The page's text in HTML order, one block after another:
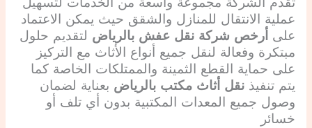
عملية الانتقال للمنازل والشقق حيث يمكن الاعتماد
على أرخص شركة نقل عفش بالرياض لتقديم حلول
مبتكرة وفعالة لنقل جميع أنواع الأثاث مع التركيز
على حماية القطع الثمينة والممتلكات الخاصة كما
يتم تنفيذ نقل أثاث مكتب بالرياض بعناية لضمان
وصول جميع المعدات المكتبية بدون أي تلف أو
خسائر